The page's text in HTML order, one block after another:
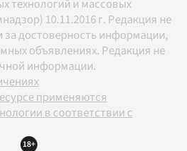
технологий и массовых
10.11.2016 г. Редакция не
за достоверность информации,
объявлениях. Редакция не
информации.
применяются
в соответствии с
18+